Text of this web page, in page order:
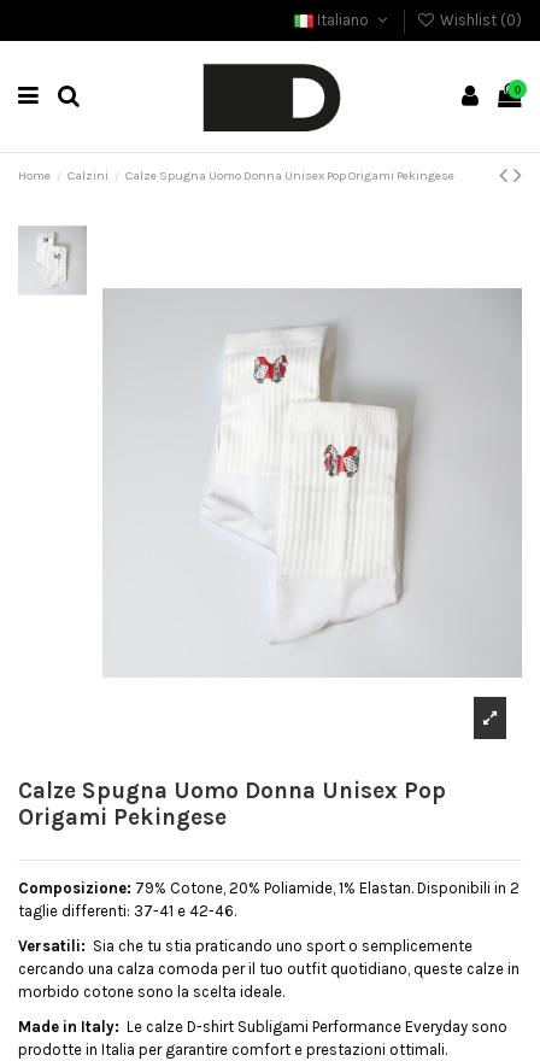
Italiano Wishlist (0)
0
Home Calzini Calze Spugna Uomo Donna Unisex Pop Origami Pekingese
Calze Spugna Uomo Donna Unisex Pop
Origami Pekingese
Composizione: 79% Cotone, 20% Poliamide, 1% Elastan. Disponibili in 2
taglie differenti: 37-41 e 42-46.
Versatili: Sia che tu stia praticando uno sport o semplicemente
cercando una calza comoda per il tuo outfit quotidiano, queste calze in
morbido cotone sono la scelta ideale.
Made in Italy: Le calze D-shirt Subligami Performance Everyday sono
prodotte in Italia per garantire comfort e prestazioni ottimali.